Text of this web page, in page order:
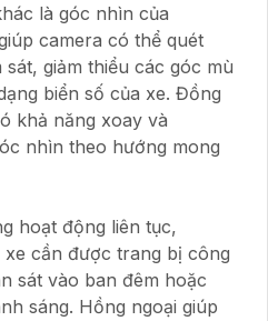
là góc nhìn của
camera có thể quét
giảm thiểu các góc mù
biển số của xe. Đồng
khả năng xoay và
nhìn theo hướng mong
hoạt động liên tục,
xe cần được trang bị công
sát vào ban đêm hoặc
sáng. Hồng ngoại giúp